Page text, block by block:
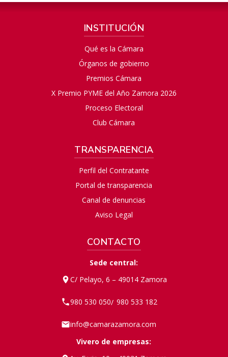
INSTITUCIÓN
Qué es la Cámara
Órganos de gobierno
Premios Cámara
X Premio PYME del Año Zamora 2026
Proceso Electoral
Club Cámara
TRANSPARENCIA
Perfil del Contratante
Portal de transparencia
Canal de denuncias
Aviso Legal
CONTACTO
Sede central:
C/ Pelayo, 6 – 49014 Zamora
980 530 050/ 980 533 182
info@camarazamora.com
Vivero de empresas: